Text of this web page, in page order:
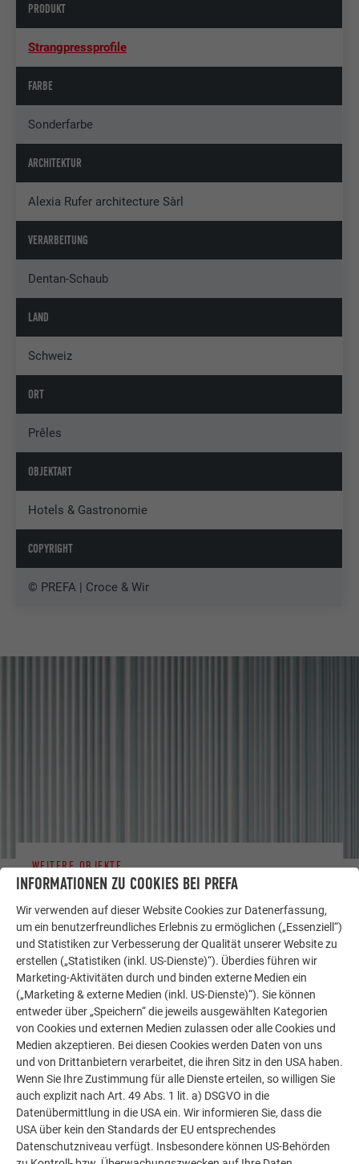
PRODUKT
Strangpressprofile
FARBE
Sonderfarbe
ARCHITEKTUR
Alexia Rufer architecture Sàrl
VERARBEITUNG
Dentan-Schaub
LAND
Schweiz
ORT
Prêles
OBJEKTART
Hotels & Gastronomie
COPYRIGHT
© PREFA | Croce & Wir
LASSEN SIE SICH INSPIRIEREN
WEITERE OBJEKTE
Die PREFA Referenzgalerie zeigt, wie vielseitig
Aluminium eingesetzt werden kann. Entdecken Sie
weitere beeindruckende Projekte mit den langlebigen
PREFA Aluminiumlösungen für Dach, Solar und
Fassade.
MEHR REFERENZEN ANSEHEN
INFORMATIONEN ZU COOKIES BEI PREFA
Wir verwenden auf dieser Website Cookies zur Datenerfassung,
um ein benutzerfreundliches Erlebnis zu ermöglichen („Essenziell“)
und Statistiken zur Verbesserung der Qualität unserer Website zu
erstellen („Statistiken (inkl. US-Dienste)“). Überdies führen wir
Marketing-Aktivitäten durch und binden externe Medien ein
(„Marketing & externe Medien (inkl. US-Dienste)“). Sie können
entweder über „Speichern“ die jeweils ausgewählten Kategorien
von Cookies und externen Medien zulassen oder alle Cookies und
Medien akzeptieren. Bei diesen Cookies werden Daten von uns
und von Drittanbietern verarbeitet, die ihren Sitz in den USA haben.
Wenn Sie Ihre Zustimmung für alle Dienste erteilen, so willigen Sie
auch explizit nach Art. 49 Abs. 1 lit. a) DSGVO in die
Datenübermittlung in die USA ein. Wir informieren Sie, dass die
USA über kein den Standards der EU entsprechendes
Datenschutzniveau verfügt. Insbesondere können US-Behörden